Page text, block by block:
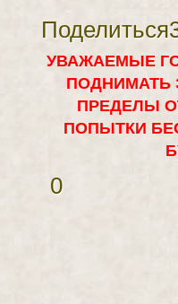
Поделиться
УВАЖАЕМЫЕ
ПОДНИМАТЬ
ПРЕДЕЛЫ
ПОПЫТКИ
0